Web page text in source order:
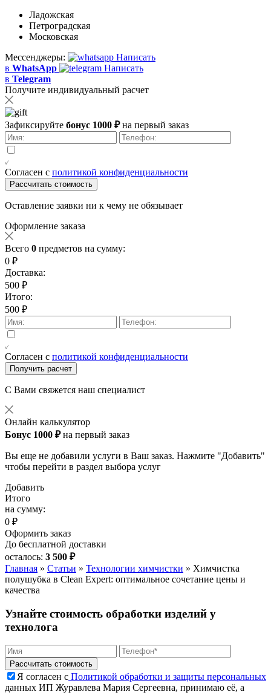
Ладожская
Петроградская
Московская
Мессенджеры:
Написать
в WhatsApp
Написать
в Telegram
Получите индивидуальный расчет
Зафиксируйте бонус 1000 ₽на первый заказ
Согласен с политикой конфиденциальности
Рассчитать стоимость
Оставление заявки ни к чему не обязывает
Оформление заказа
Всего 0 предметов на сумму:
0 ₽
Доставка:
500 ₽
Итого:
500 ₽
Согласен с политикой конфиденциальности
Получить расчет
С Вами свяжется наш специалист
Онлайн калькулятор
Бонус 1000 ₽на первый заказ
Вы еще не добавили услуги в Ваш заказ. Нажмите "Добавить"
чтобы перейти в раздел выбора услуг
Добавить
Итого
на сумму:
0 ₽
Оформить заказ
До бесплатной доставки
осталось: 3 500 ₽
Главная » Статьи » Технологии химчистки » Химчистка
полушубка в Clean Expert: оптимальное сочетание цены и
качества
Узнайте стоимость обработки изделий у
технолога
Я согласен с Политикой обработки и защиты персональных
данных ИП Журавлева Мария Сергеевна, принимаю её, а